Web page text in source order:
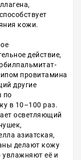
кожи.
действие,
провитамина
другие
по
в 10–100 раз.
осветляющий
азиатская,
делают кожу
увлажняют её и